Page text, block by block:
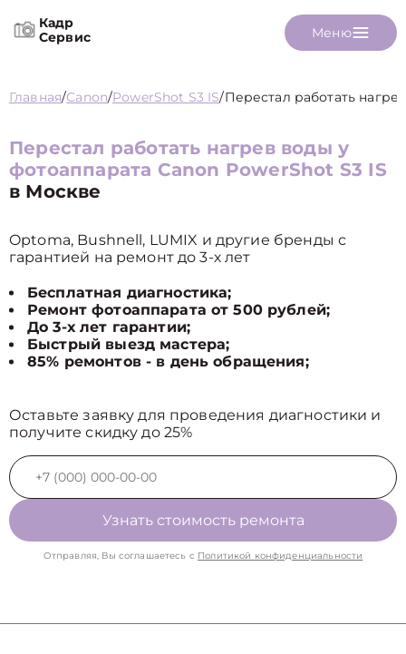
Кадр
Сервис
Меню
Главная/Canon/PowerShot S3 IS/Перестал работать
Перестал работать нагрев воды у
фотоаппарата Canon PowerShot S3 IS
в Москве
Optoma, Bushnell, LUMIX и другие бренды с
гарантией на ремонт до 3-х лет
Бесплатная диагностика;
Ремонт фотоаппарата от 500 рублей;
До 3-х лет гарантии;
Быстрый выезд мастера;
85% ремонтов - в день обращения;
Оставьте заявку для проведения диагностики и
получите скидку до 25%
Узнать стоимость ремонта
Отправляя, Вы соглашаетесь с Политикой конфиденциальности